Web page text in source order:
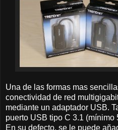
Una de las formas mas
conectividad de red
mediante un adaptador USB.
puerto USB tipo C 3.1
En su defecto, se le puede